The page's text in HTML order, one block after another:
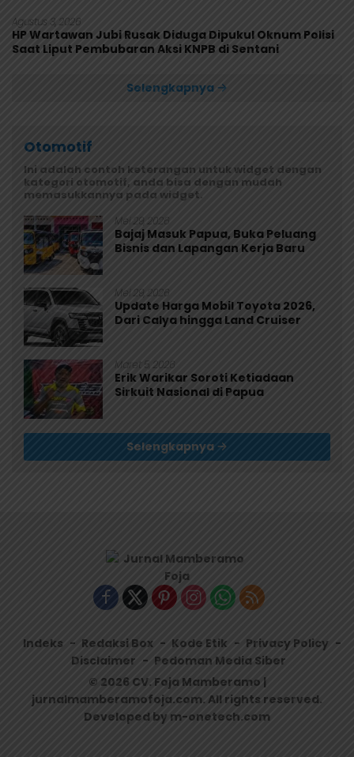
Agustus 3, 2026
HP Wartawan Jubi Rusak Diduga Dipukul Oknum Polisi
Saat Liput Pembubaran Aksi KNPB di Sentani
Selengkapnya
Otomotif
Ini adalah contoh keterangan untuk widget dengan
kategori otomotif, anda bisa dengan mudah
memasukkannya pada widget.
Mei 29, 2026
Bajaj Masuk Papua, Buka Peluang
Bisnis dan Lapangan Kerja Baru
Mei 29, 2026
Update Harga Mobil Toyota 2026,
Dari Calya hingga Land Cruiser
Maret 5, 2026
Erik Warikar Soroti Ketiadaan
Sirkuit Nasional di Papua
Selengkapnya
Indeks Redaksi Box Kode Etik
Privacy Policy
Disclaimer
Pedoman Media Siber
© 2026 CV. Foja Mamberamo |
jurnalmamberamofoja.com. All rights reserved.
Developed by m-onetech.com